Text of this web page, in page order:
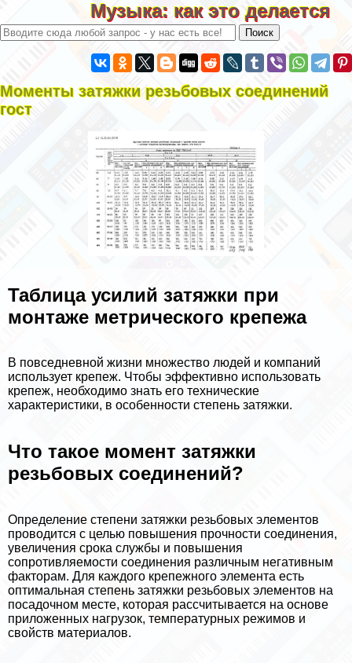
Музыка: как это делается
Моменты затяжки резьбовых соединений
гост
Таблица усилий затяжки при
монтаже метрического крепежа
В повседневной жизни множество людей и компаний
использует крепеж. Чтобы эффективно использовать
крепеж, необходимо знать его технические
хаpaктеристики, в особенности степень затяжки.
Что такое момент затяжки
резьбовых соединений?
Определение степени затяжки резьбовых элементов
проводится с целью повышения прочности соединения,
увеличения срока службы и повышения
сопротивляемости соединения различным негативным
факторам. Для каждого крепежного элемента есть
оптимальная степень затяжки резьбовых элементов на
посадочном месте, которая рассчитывается на основе
приложенных нагрузок, температурных режимов и
свойств материалов.